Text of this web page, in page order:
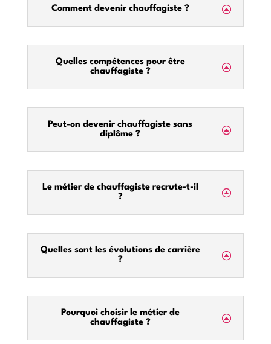
Comment devenir chauffagiste ?
Quelles compétences pour être
chauffagiste ?
Peut-on devenir chauffagiste sans
diplôme ?
Le métier de chauffagiste recrute-t-il
?
Quelles sont les évolutions de carrière
?
Pourquoi choisir le métier de
chauffagiste ?